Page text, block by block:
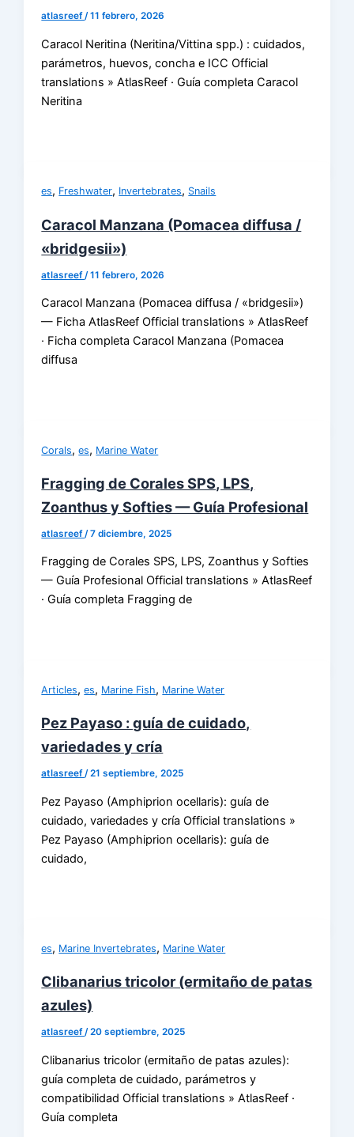
atlasreef/11 febrero, 2026
Caracol Neritina (Neritina/Vittina spp.) : cuidados,
parámetros, huevos, concha e ICC Official
translations » AtlasReef · Guía completa Caracol
Neritina
es, Freshwater, Invertebrates, Snails
Caracol Manzana (Pomacea diffusa /
«bridgesii»)
atlasreef /11 febrero, 2026
Caracol Manzana (Pomacea diffusa / «bridgesii»)
— Ficha AtlasReef Official translations » AtlasReef
· Ficha completa Caracol Manzana (Pomacea
diffusa
Corals,es, Marine Water
Fragging de Corales SPS, LPS,
Zoanthus y Softies — Guía Profesional
atlasreef/7 diciembre, 2025
Fragging de Corales SPS, LPS, Zoanthus y Softies
— Guía Profesional Official translations » AtlasReef
· Guía completa Fragging de
Articles,es, Marine Fish, Marine Water
Pez Payaso : guía de cuidado,
variedades y cría
atlasreef/21 septiembre, 2025
Pez Payaso (Amphiprion ocellaris): guía de
cuidado, variedades y cría Official translations »
Pez Payaso (Amphiprion ocellaris): guía de
cuidado,
es, Marine Invertebrates, Marine Water
Clibanarius tricolor (ermitaño de patas
azules)
atlasreef/20 septiembre, 2025
Clibanarius tricolor (ermitaño de patas azules):
guía completa de cuidado, parámetros y
compatibilidad Official translations » AtlasReef ·
Guía completa